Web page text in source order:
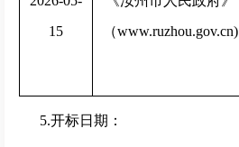
15
（www.ruzhou.gov.cn)
5.开标日期：